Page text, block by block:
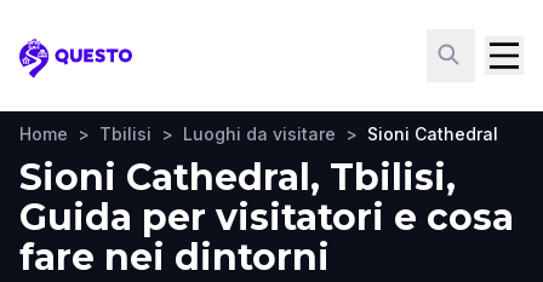
Questo
Home > Tbilisi > Luoghi da visitare > Sioni Cathedral
Sioni Cathedral, Tbilisi,
Guida per visitatori e cosa
fare nei dintorni